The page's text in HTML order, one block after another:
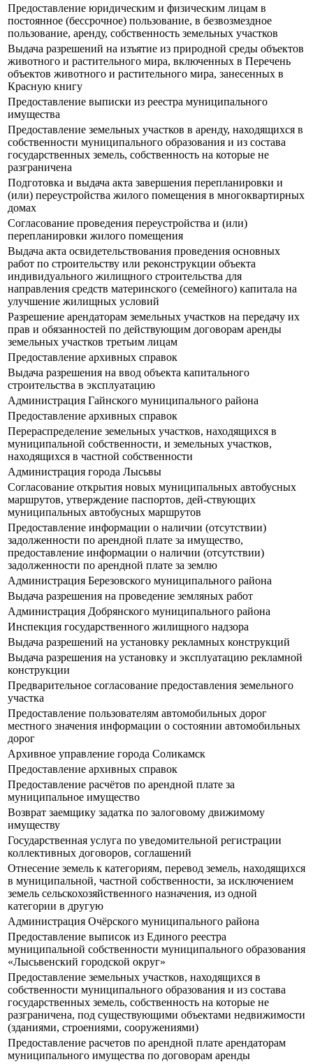
Предоставление юридическим и физическим лицам в
постоянное (бессрочное) пользование, в безвозмездное
пользование, аренду, собственность земельных участков
Выдача разрешений на изъятие из природной среды объектов
животного и растительного мира, включенных в Перечень
объектов животного и растительного мира, занесенных в
Красную книгу
Предоставление выписки из реестра муниципального
имущества
Предоставление земельных участков в аренду, находящихся в
собственности муниципального образования и из состава
государственных земель, собственность на которые не
разграничена
Подготовка и выдача акта завершения перепланировки и
(или) переустройства жилого помещения в многоквартирных
домах
Согласование проведения переустройства и (или)
перепланировки жилого помещения
Выдача акта освидетельствования проведения основных
работ по строительству или реконструкции объекта
индивидуального жилищного строительства для
направления средств материнского (семейного) капитала на
улучшение жилищных условий
Разрешение арендаторам земельных участков на передачу их
прав и обязанностей по действующим договорам аренды
земельных участков третьим лицам
Предоставление архивных справок
Выдача разрешения на ввод объекта капитального
строительства в эксплуатацию
Администрация Гайнского муниципального района
Предоставление архивных справок
Перераспределение земельных участков, находящихся в
муниципальной собственности, и земельных участков,
находящихся в частной собственности
Администрация города Лысьвы
Согласование открытия новых муниципальных автобусных
маршрутов, утверждение паспортов, дей-ствующих
муниципальных автобусных маршрутов
Предоставление информации о наличии (отсутствии)
задолженности по арендной плате за имущество,
предоставление информации о наличии (отсутствии)
задолженности по арендной плате за землю
Администрация Березовского муниципального района
Выдача разрешения на проведение земляных работ
Администрация Добрянского муниципального района
Инспекция государственного жилищного надзора
Выдача разрешений на установку рекламных конструкций
Выдача разрешения на установку и эксплуатацию рекламной
конструкции
Предварительное согласование предоставления земельного
участка
Предоставление пользователям автомобильных дорог
местного значения информации о состоянии автомобильных
дорог
Архивное управление города Соликамск
Предоставление архивных справок
Предоставление расчётов по арендной плате за
муниципальное имущество
Возврат заемщику задатка по залоговому движимому
имуществу
Государственная услуга по уведомительной регистрации
коллективных договоров, соглашений
Отнесение земель к категориям, перевод земель, находящихся
в муниципальной, частной собственности, за исключением
земель сельскохозяйственного назначения, из одной
категории в другую
Администрация Очёрского муниципального района
Предоставление выписок из Единого реестра
муниципальной собственности муниципального образования
«Лысьвенский городской округ»
Предоставление земельных участков, находящихся в
собственности муниципального образования и из состава
государственных земель, собственность на которые не
разграничена, под существующими объектами недвижимости
(зданиями, строениями, сооружениями)
Предоставление расчетов по арендной плате арендаторам
муниципального имущества по договорам аренды